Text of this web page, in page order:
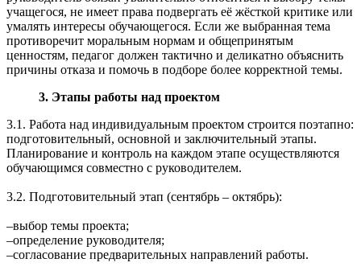
учащегося, не имеет права подвергать её жёсткой критике или
умалять интересы обучающегося. Если же выбранная тема
противоречит моральным нормам и общепринятым
ценностям, педагог должен тактично и деликатно объяснить
причины отказа и помочь в подборе более корректной темы.
3. Этапы работы над проектом
3.1. Работа над индивидуальным проектом строится поэтапно:
подготовительный, основной и заключительный этапы.
Планирование и контроль на каждом этапе осуществляются
обучающимся совместно с руководителем.
3.2. Подготовительный этап (сентябрь – октябрь):
‒выбор темы проекта;
‒определение руководителя;
‒согласование предварительных направлений работы.